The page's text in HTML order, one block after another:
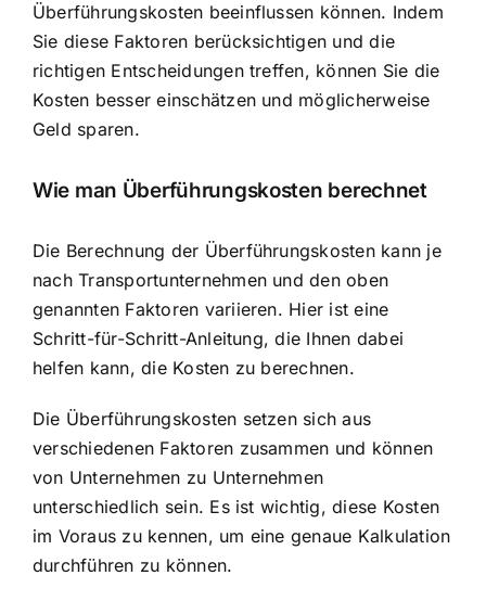
Überführungskosten beeinflussen können. Indem
Sie diese Faktoren berücksichtigen und die
richtigen Entscheidungen treffen, können Sie die
Kosten besser einschätzen und möglicherweise
Geld sparen.
Wie man Überführungskosten berechnet
Die Berechnung der Überführungskosten kann je
nach Transportunternehmen und den oben
genannten Faktoren variieren. Hier ist eine
Schritt-für-Schritt-Anleitung, die Ihnen dabei
helfen kann, die Kosten zu berechnen.
Die Überführungskosten setzen sich aus
verschiedenen Faktoren zusammen und können
von Unternehmen zu Unternehmen
unterschiedlich sein. Es ist wichtig, diese Kosten
im Voraus zu kennen, um eine genaue Kalkulation
durchführen zu können.